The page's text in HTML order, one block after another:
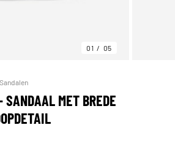
01 05
Sandalen
MET BREDE